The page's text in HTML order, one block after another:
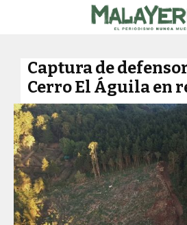
Captura de
Cerro El Águila en